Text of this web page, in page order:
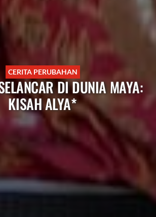
CERITA PERUBAHAN
DI DUNIA MAYA:
KISAH ALYA*